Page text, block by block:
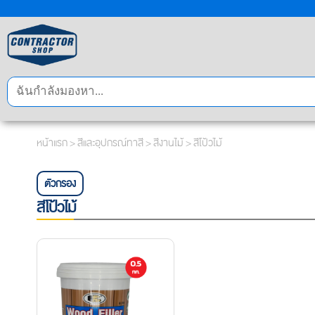
หน้าแรก>สีและอุปกรณ์ทาสี>สีงานไม้> สีโป้วไม้
ตัวกรอง
สีโป้วไม้